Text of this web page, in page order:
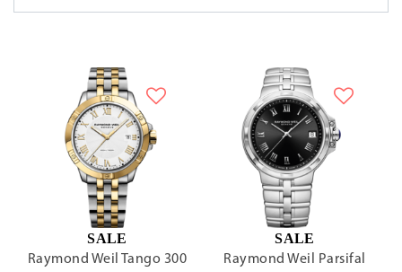
SALE
Raymond Weil Tango 300
SALE
Raymond Weil Parsifal